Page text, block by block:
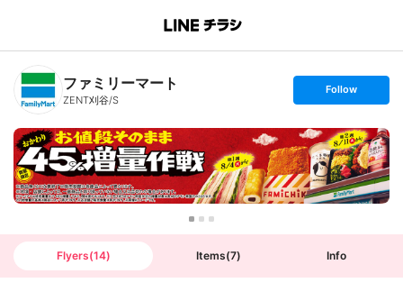
B
n
T
ファミリーマート
ZENT刈谷/S
s
t
o
l
l
o
w
Follow
Flyers(14) Items(7) Info